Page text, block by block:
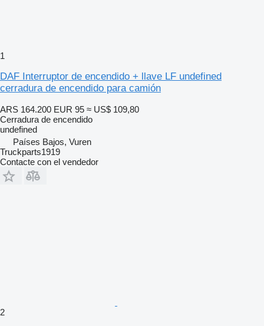
1
DAF Interruptor de encendido + llave LF undefined
cerradura de encendido para camión
ARS 164.200 EUR 95 ≈ US$ 109,80
Cerradura de encendido
undefined
Países Bajos, Vuren
Truckparts1919
Contacte con el vendedor
2